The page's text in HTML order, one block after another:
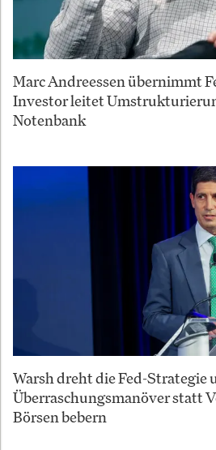
Marc Andreessen übernimmt
Investor leitet
Notenbank
Warsh dreht die Fed-Strategie
Überraschungsmanöver statt
Börsen bebern